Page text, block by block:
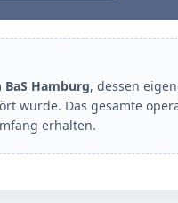
BaS Hamburg, dessen
wurde. Das gesamte
erhalten.